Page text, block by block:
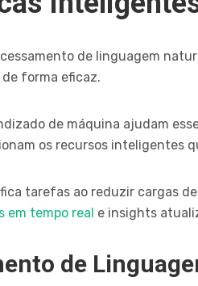
de linguagem
forma eficaz.
de máquina ajudam
os recursos inteligentes
tarefas ao reduzir cargas
em tempo real e insights
de